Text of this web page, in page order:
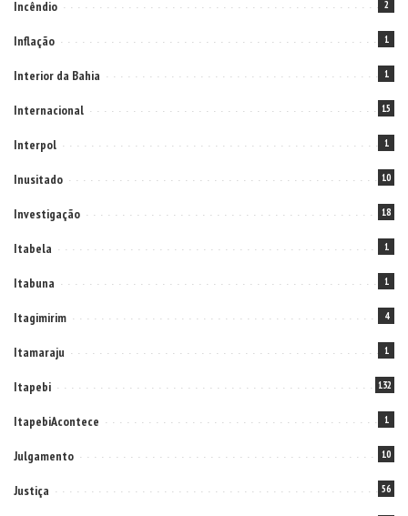
Incêndio 2
Inflação 1
Interior da Bahia 1
Internacional 15
Interpol 1
Inusitado 10
Investigação 18
Itabela 1
Itabuna 1
Itagimirim 4
Itamaraju 1
Itapebi 132
ItapebiAcontece 1
Julgamento 10
Justiça 56